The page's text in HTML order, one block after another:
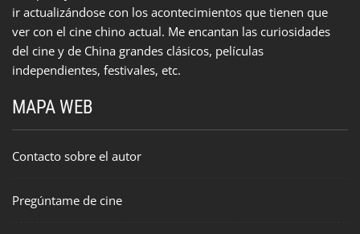
ir actualizándose con los acontecimientos que tienen que
ver con el cine chino actual. Me encantan las curiosidades
del cine y de China grandes clásicos, películas
independientes, festivales, etc.
MAPA WEB
Contacto sobre el autor
Pregúntame de cine